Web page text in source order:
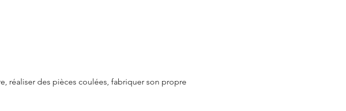
réaliser des pièces coulées, fabriquer son propre